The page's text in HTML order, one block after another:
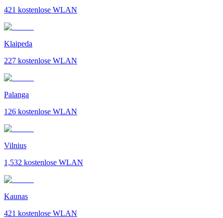
421 kostenlose WLAN
Klaipeda
227 kostenlose WLAN
Palanga
126 kostenlose WLAN
Vilnius
1,532 kostenlose WLAN
Kaunas
421 kostenlose WLAN